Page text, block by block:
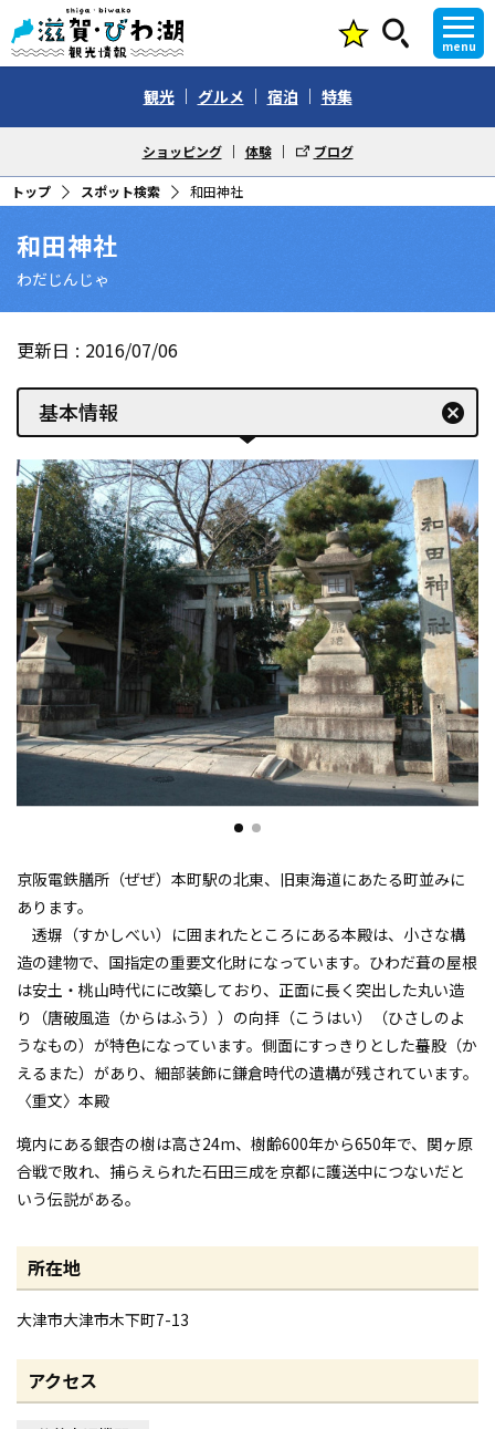
menu
観光 グルメ 宿泊 特集
ショッピング 体験 ブログ
トップ スポット検索 和田神社
和田神社
わだじんじゃ
更新日 2016/07/06
基本情報 cancel
京阪電鉄膳所（ぜぜ）本町駅の北東、旧東海道にあたる町並みに
あります。
透塀（すかしべい）に囲まれたところにある本殿は、小さな構
造の建物で、国指定の重要文化財になっています。ひわだ葺の屋根
は安土・桃山時代にに改築しており、正面に長く突出した丸い造
り（唐破風造（からはふう））の向拝（こうはい）（ひさしのよ
うなもの）が特色になっています。側面にすっきりとした蟇股（か
えるまた）があり、細部装飾に鎌倉時代の遺構が残されています。
〈重文〉本殿
境内にある銀杏の樹は高さ24m、樹齢600年から650年で、関ヶ原
合戦で敗れ、捕らえられた石田三成を京都に護送中につないだと
いう伝説がある。
所在地
大津市大津市木下町7-13
アクセス